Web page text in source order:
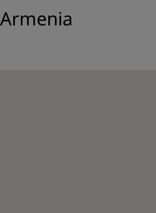
Digitala tjänster